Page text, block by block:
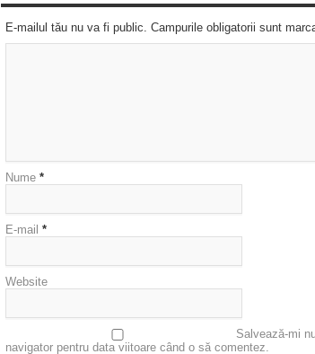
E-mailul tău nu va fi public. Campurile obligatorii sunt
Nume *
E-mail *
Website
Salvează-mi
navigator pentru data viitoare când o să comentez.